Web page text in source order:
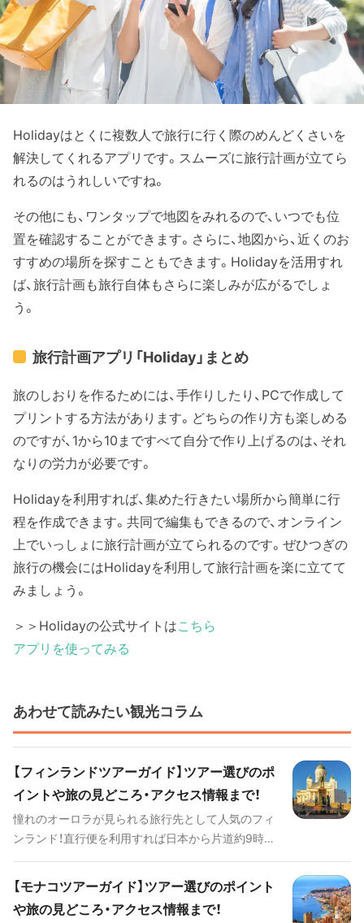
Holidayはとくに複数人で旅行に行く際のめんどくさいを
解決してくれるアプリです。スムーズに旅行計画が立てら
れるのはうれしいですね。
その他にも、ワンタップで地図をみれるので、いつでも位
置を確認することができます。さらに、地図から、近くのお
すすめの場所を探すこともできます。Holidayを活用すれ
ば、旅行計画も旅行自体もさらに楽しみが広がるでしょ
う。
旅行計画アプリ「Holiday」まとめ
旅のしおりを作るためには、手作りしたり、PCで作成して
プリントする方法があります。どちらの作り方も楽しめる
のですが、1から10まですべて自分で作り上げるのは、それ
なりの労力が必要です。
Holidayを利用すれば、集めた行きたい場所から簡単に行
程を作成できます。共同で編集もできるので、オンライン
上でいっしょに旅行計画が立てられるのです。ぜひつぎの
旅行の機会にはHolidayを利用して旅行計画を楽に立てて
みましょう。
＞＞Holidayの公式サイトはこちら
アプリを使ってみる
あわせて読みたい観光コラム
【フィンランドツアーガイド】ツアー選びのポ
イントや旅の見どころ・アクセス情報まで！
憧れのオーロラが見られる旅行先として人気のフィ
ンランド！直行便を利用すれば日本から片道約9時間
ばん近いヨーロッパ」として知られています。サウナ
の本場、サンタクロースが住む国、秀逸な北欧デザイ
ンなどをはじめとする様々な見どころがあることか
【モナコツアーガイド】ツアー選びのポイント
や旅の見どころ・アクセス情報まで！